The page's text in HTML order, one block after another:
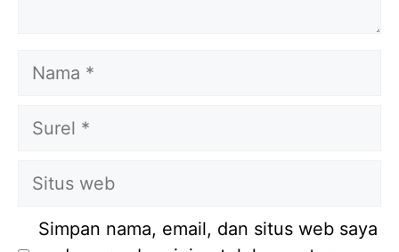
Nama
Surel
Situs
Simpan nama, email, dan situs web saya